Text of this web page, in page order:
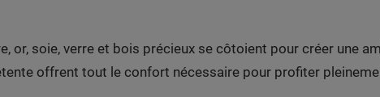
soie, verre et bois précieux se côtoient pour créer une
offrent tout le confort nécessaire pour profiter